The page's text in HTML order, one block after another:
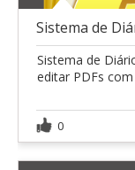
Sistema de
Sistema de
editar PDFs
0